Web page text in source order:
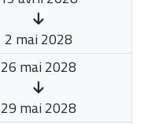
2 mai 2028
26 mai 2028
29 mai 2028